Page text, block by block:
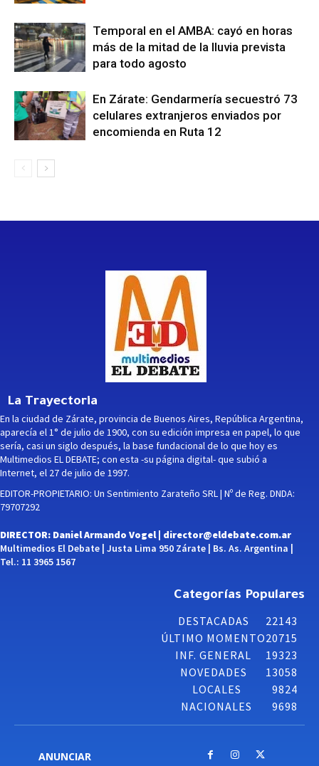
Temporal en el AMBA: cayó en horas
más de la mitad de la lluvia prevista
para todo agosto
En Zárate: Gendarmería secuestró 73
celulares extranjeros enviados por
encomienda en Ruta 12
La Trayectoria
En la ciudad de Zárate, provincia de Buenos Aires, República Argentina,
aparecía el 1° de julio de 1900, con su edición impresa en papel, lo que
sería, casi un siglo después, la base fundacional de lo que hoy es
Multimedios EL DEBATE; con esta -su página digital- que subió a
Internet, el 27 de julio de 1997.
EDITOR-PROPIETARIO: Un Sentimiento Zarateño SRL | Nº de Reg. DNDA:
79707292
DIRECTOR: Daniel Armando Vogel | director@eldebate.com.ar
Multimedios El Debate | Justa Lima 950 Zárate | Bs. As. Argentina |
Tel.: 11 3965 1567
Categorías Populares
DESTACADAS
22143
ÚLTIMO MOMENTO20715
INF. GENERAL
19323
NOVEDADES
13058
LOCALES
9824
NACIONALES
9698
ANUNCIAR